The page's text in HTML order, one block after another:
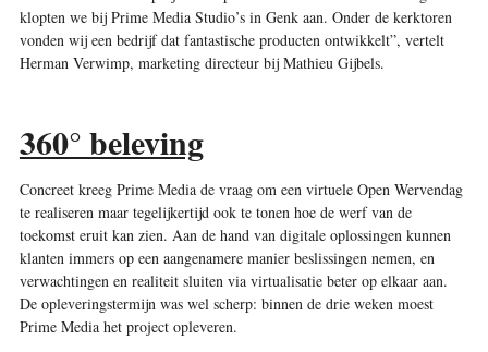
klopten we bij Prime Media Studio’s in Genk aan. Onder de kerktoren
vonden wij een bedrijf dat fantastische producten ontwikkelt”, vertelt
Herman Verwimp, marketing directeur bij Mathieu Gijbels.
360° beleving
Concreet kreeg Prime Media de vraag om een virtuele Open Wervendag
te realiseren maar tegelijkertijd ook te tonen hoe de werf van de
toekomst eruit kan zien. Aan de hand van digitale oplossingen kunnen
klanten immers op een aangenamere manier beslissingen nemen, en
verwachtingen en realiteit sluiten via virtualisatie beter op elkaar aan.
De opleveringstermijn was wel scherp: binnen de drie weken moest
Prime Media het project opleveren.